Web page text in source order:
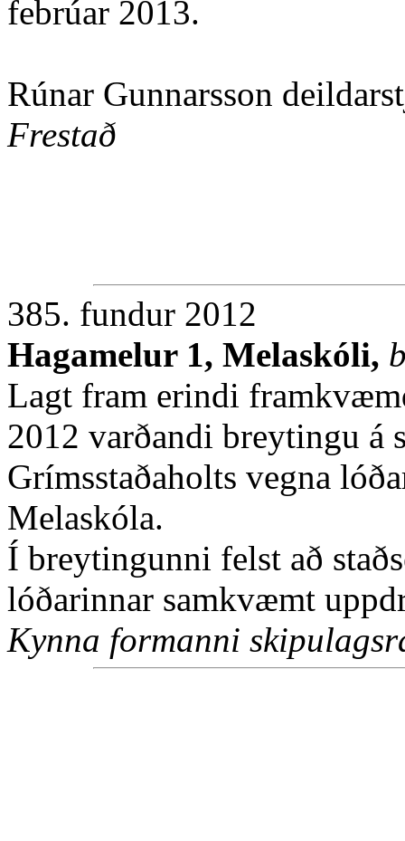
febrúar 2013.
Rúnar Gunnarsson
Frestað
385. fundur 2012
Hagamelur 1, Melaskóli,
Lagt fram erindi
2012 varðandi breytingu á
Grímsstaðaholts vegna
Melaskóla.
Í breytingunni felst að
lóðarinnar samkvæmt
Kynna formanni